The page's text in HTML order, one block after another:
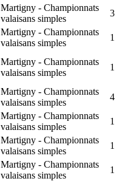
Martigny - Championnats
valaisans simples
3
Martigny - Championnats
valaisans simples
1
Martigny - Championnats
valaisans simples
1
Martigny - Championnats
valaisans simples
4
Martigny - Championnats
valaisans simples
1
Martigny - Championnats
valaisans simples
1
Martigny - Championnats
valaisans simples
1